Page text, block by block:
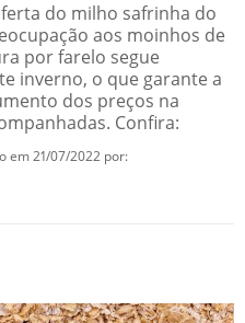
do milho safrinha do
aos moinhos de
por farelo segue
inverno, o que garante a
dos preços na
Confira:
em 21/07/2022 por: